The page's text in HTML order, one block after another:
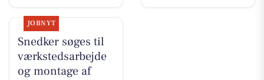
JOBNYT
Snedker søges til
værkstedsarbejde
og montage af